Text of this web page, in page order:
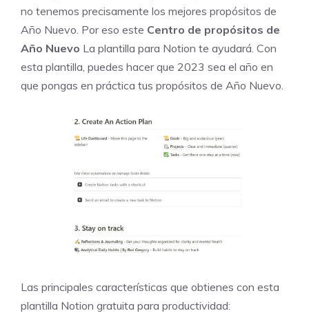
no tenemos precisamente los mejores propósitos de
Año Nuevo. Por eso este Centro de propósitos de
Año Nuevo La plantilla para Notion te ayudará. Con
esta plantilla, puedes hacer que 2023 sea el año en
que pongas en práctica tus propósitos de Año Nuevo.
Las principales características que obtienes con esta
plantilla Notion gratuita para productividad: